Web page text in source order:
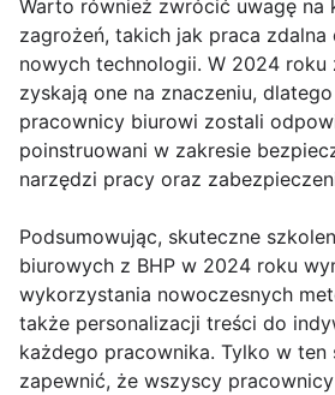
Warto również zwrócić uwagę na
zagrożeń, takich jak praca
nowych technologii. W 2024 roku
zyskają one na znaczeniu,
pracownicy biurowi zostali
poinstruowani w zakresie
narzędzi pracy oraz
Podsumowując, skuteczne
biurowych z BHP w 2024 roku
wykorzystania nowoczesnych
także personalizacji treści do
każdego pracownika. Tylko w ten
zapewnić, że wszyscy